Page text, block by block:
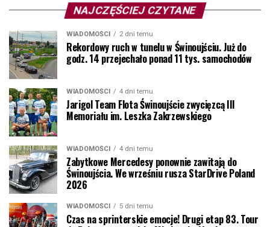
NAJCZĘŚCIEJ CZYTANE
WIADOMOŚCI 2 dni temu
Rekordowy ruch w tunelu w Świnoujściu. Już do
godz. 14 przejechało ponad 11 tys. samochodów
WIADOMOŚCI 4 dni temu
Jarigol Team Flota Świnoujście zwycięzcą III
Memoriału im. Leszka Zakrzewskiego
WIADOMOŚCI 4 dni temu
Zabytkowe Mercedesy ponownie zawitają do
Świnoujścia. We wrześniu rusza StarDrive Poland
2026
WIADOMOŚCI 5 dni temu
Czas na sprinterskie emocje! Drugi etap 83. Tour